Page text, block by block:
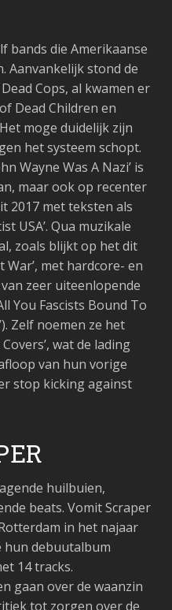
bands die Amerikaanse
Aanvankelijk stond de
Cops, al kwamen er
Dead Children en
moge duidelijk zijn
het systeem schopt.
Wayne Was A Nazi’ is
maar ook op recenter
2017 met teksten als
USA’. Qua muzikale
zoals blijkt op het dit
War’, met hardcore- en
zeer uiteenlopende
You Fascists Bound To
Zelf noemen ze het
wat de lading
van hun vorige
stop kicking against
huilbuien,
beats. Vomit Scraper
in het najaar
hun debuutalbum
14 tracks.
gaan over de waanzin
tot zorgen over de